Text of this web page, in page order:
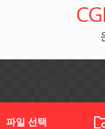
파일 선택